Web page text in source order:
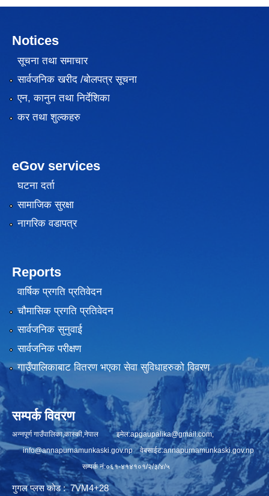
Notices
सूचना तथा समाचार
सार्वजनिक खरीद /बोलपत्र सूचना
एन, कानुन तथा निर्देशिका
कर तथा शुल्कहरु
eGov services
घटना दर्ता
सामाजिक सुरक्षा
नागरिक वडापत्र
Reports
वार्षिक प्रगति प्रतिवेदन
चौमासिक प्रगति प्रतिवेदन
सार्वजनिक सुनुवाई
सार्वजनिक परीक्षण
गाउँपालिकाबाट वितरण भएका सेवा सुविधाहरुको विवरण
सम्पर्क विवरण
अन्नपूर्ण गाउँपालिका,कास्की,नेपाल इमेल:apgaupalika@gmail.com,
info@annapurnamunkaski.gov.npवेबसाईट:annapurnamunkaski.gov.np
सम्पर्क नं:०६१-४१४१०१/२/३/४/५
गुगल प्लस कोड : 7VM4+28